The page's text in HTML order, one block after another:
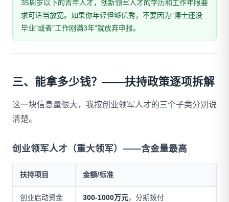
35周岁以下的青年人才，创新领军人才的学历和工作年限要
求可适当放宽。如果你年轻但够优秀，不要因为"博士还没
毕业"或者"工作刚满3年"就放弃申报。
三、能拿多少钱？——扶持政策逐项拆解
这一块信息量很大，我按创业领军人才的三个子类分别说
清楚。
创业领军人才（重大领军）——含金量最高
扶持项目 金额/标准
创业启动资金 300-1000万元，分期拨付